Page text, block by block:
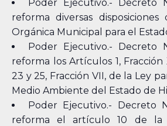
Poder Ejecutivo.- Decreto
reforma diversas
Orgánica Municipal para el
Poder Ejecutivo.- Decreto
reforma los Artículos 1, Fracción
23 y 25, Fracción VII, de la Ley
Medio Ambiente del Estado de
Poder Ejecutivo.- Decreto
reforma el artículo 10 de la